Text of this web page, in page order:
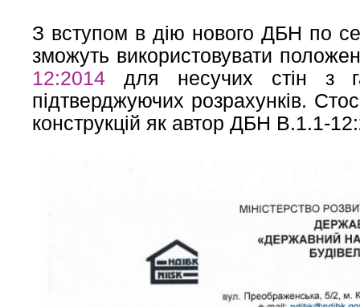
З вступом в дію нового ДБН по
зможуть використовувати
12:2014 для несучих стін з
підтверджуючих розрахунків.
конструкцій як автор ДБН В.1.1-